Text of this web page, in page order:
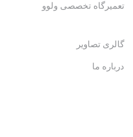
تعمیرگاه تخصصی ولوو
گالری تصاویر
درباره ما